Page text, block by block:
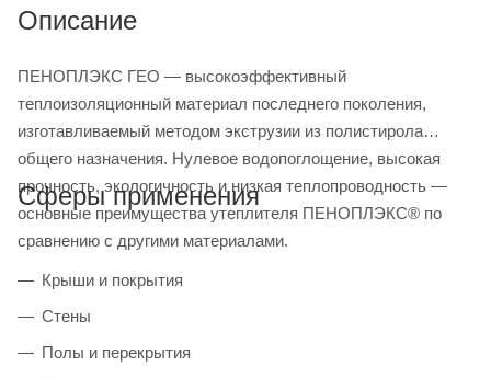
Описание
ПЕНОПЛЭКС ГЕО — высокоэффективный
теплоизоляционный материал последнего поколения,
изготавливаемый методом экструзии из полистирола
общего назначения. Нулевое водопоглощение, высокая
прочность, экологичность и низкая теплопроводность —
основные преимущества утеплителя ПЕНОПЛЭКС® по
сравнению с другими материалами.
Сферы применения
Крыши и покрытия
Стены
Полы и перекрытия